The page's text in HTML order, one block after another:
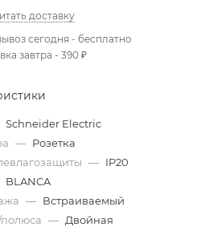
доставку
сегодня - бесплатно
завтра - 390 ₽
Schneider Electric
— Розетка
— IP20
BLANCA
— Встраиваемый
— Двойная